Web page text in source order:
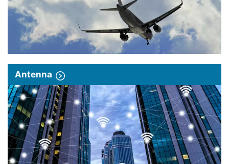
Antenna